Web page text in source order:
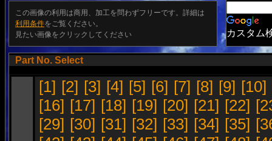
この画像の利用は商用、加工を問わずフリーです。詳細は
利用条件をご覧ください。
見たい画像をクリックしてください
カスタム
Part No. Select
[1] [2] [3] [4] [5] [6] [7] [8] [9] [10]
[16] [17] [18] [19] [20] [21] [22]
[29] [30] [31] [32] [33] [34] [35]